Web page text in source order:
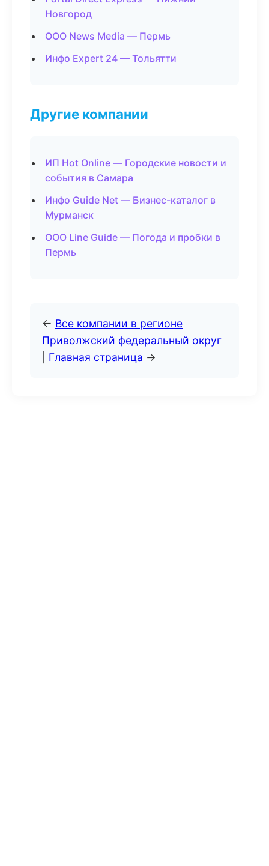
Новгород
ООО News Media — Пермь
Инфо Expert 24 — Тольятти
Другие компании
ИП Hot Online — Городские новости и
события в Самара
Инфо Guide Net — Бизнес-каталог в
Мурманск
ООО Line Guide — Погода и пробки в
Пермь
← Все компании в регионе
Приволжский федеральный округ
Главная страница →